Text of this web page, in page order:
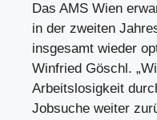
Das AMS Wien
in der zweiten
insgesamt wieder
Winfried Göschl.
Arbeitslosigkeit
Jobsuche weiter